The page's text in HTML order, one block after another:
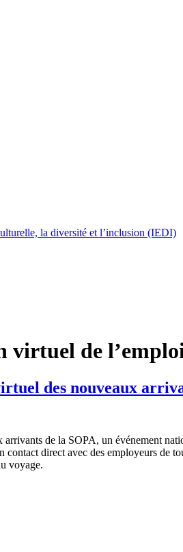
la diversité et l’inclusion (IEDI)
virtuel de
des nouveaux
de la SOPA, un événement
contact direct avec des employeurs
voyage.